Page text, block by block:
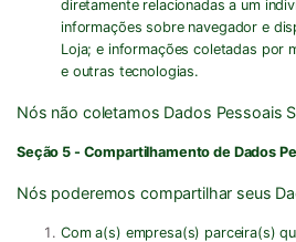
diretamente relacionadas a um
informações sobre navegador e
Loja; e informações coletadas por
e outras tecnologias.
Nós não coletamos Dados Pessoais
Seção 5 - Compartilhamento de Dados
Nós poderemos compartilhar seus
Com a(s) empresa(s) parceira(s)